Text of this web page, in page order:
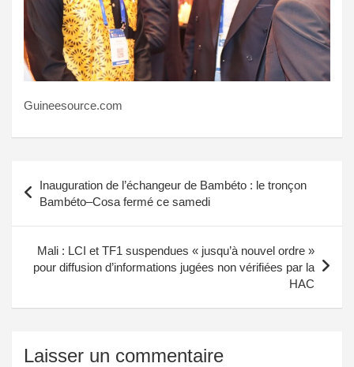
Guineesource.com
de
l’article
Inauguration de l’échangeur de Bambéto : le tronçon
Bambéto–Cosa fermé ce samedi
Mali : LCI et TF1 suspendues « jusqu’à nouvel ordre »
pour diffusion d’informations jugées non vérifiées par la
HAC
Laisser un commentaire